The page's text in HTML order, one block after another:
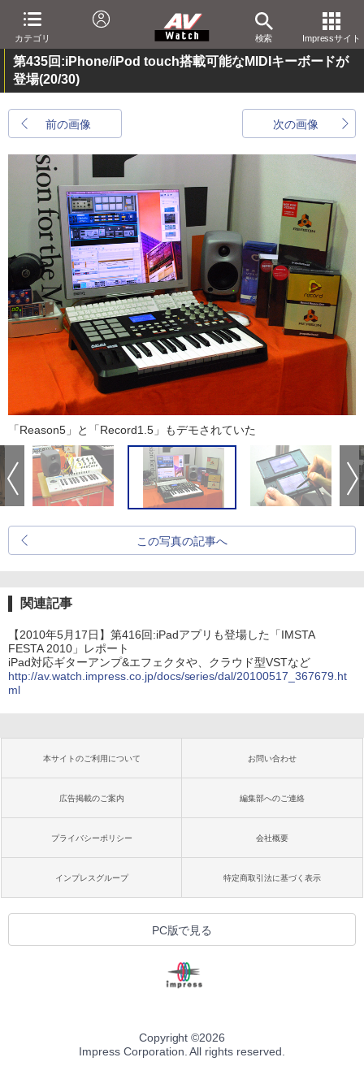
カテゴリ 検索 Impressサイト
第435回:iPhone/iPod touch搭載可能なMIDIキーボードが
登場(20/30)
前の画像 次の画像
「Reason5」と「Record1.5」もデモされていた
この写真の記事へ
関連記事
【2010年5月17日】第416回:iPadアプリも登場した「IMSTA
FESTA 2010」レポート
iPad対応ギターアンプ&エフェクタや、クラウド型VSTなど
http://av.watch.impress.co.jp/docs/series/dal/20100517_367679.ht
ml
本サイトのご利用について お問い合わせ
広告掲載のご案内 編集部へのご連絡
プライバシーポリシー 会社概要
インプレスグループ 特定商取引法に基づく表示
PC版で見る
Copyright ©2026
Impress Corporation. All rights reserved.